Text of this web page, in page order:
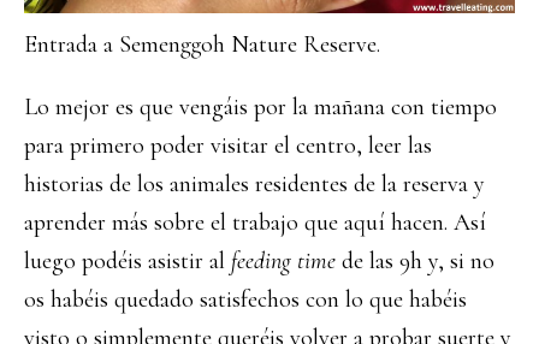
Entrada a Semenggoh Nature Reserve.
Lo mejor es que vengáis por la mañana con tiempo
para primero poder visitar el centro, leer las
historias de los animales residentes de la reserva y
aprender más sobre el trabajo que aquí hacen. Así
luego podéis asistir al feeding time de las 9h y, si no
os habéis quedado satisfechos con lo que habéis
visto o simplemente queréis volver a probar suerte y